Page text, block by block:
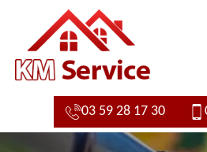
03 59 28 17 30